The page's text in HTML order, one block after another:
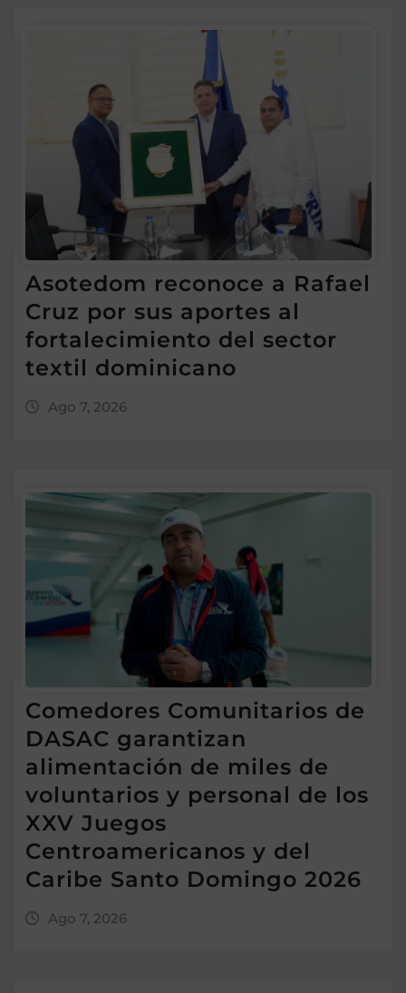
Asotedom reconoce a Rafael
Cruz por sus aportes al
fortalecimiento del sector
textil dominicano
Ago 7, 2026
Comedores Comunitarios de
DASAC garantizan
alimentación de miles de
voluntarios y personal de los
XXV Juegos
Centroamericanos y del
Caribe Santo Domingo 2026
Ago 7, 2026